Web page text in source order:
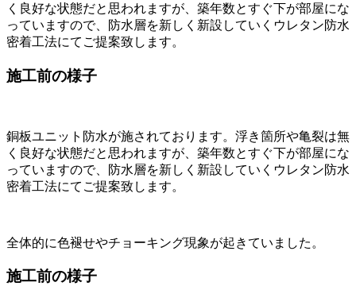
く良好な状態だと思われますが、築年数とすぐ下が部屋にな
っていますので、防水層を新しく新設していくウレタン防水
密着工法にてご提案致します。
施工前の様子
銅板ユニット防水が施されております。浮き箇所や亀裂は無
く良好な状態だと思われますが、築年数とすぐ下が部屋にな
っていますので、防水層を新しく新設していくウレタン防水
密着工法にてご提案致します。
全体的に色褪せやチョーキング現象が起きていました。
施工前の様子